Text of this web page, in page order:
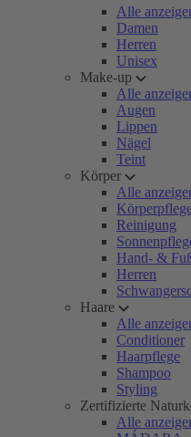
Alle
Damen
Herren
Unisex
Make-up
Alle
Augen
Lippen
Nägel
Teint
Körper
Alle
Reinigung
Hand- &
Herren
Haare
Alle
Conditioner
Haarpflege
Shampoo
Styling
Zertifizierte
Alle